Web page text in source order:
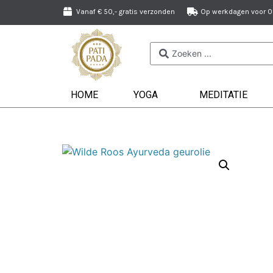
Vanaf € 50,- gratis verzonden Op werkdagen voor
HOME YOGA MEDITATIE